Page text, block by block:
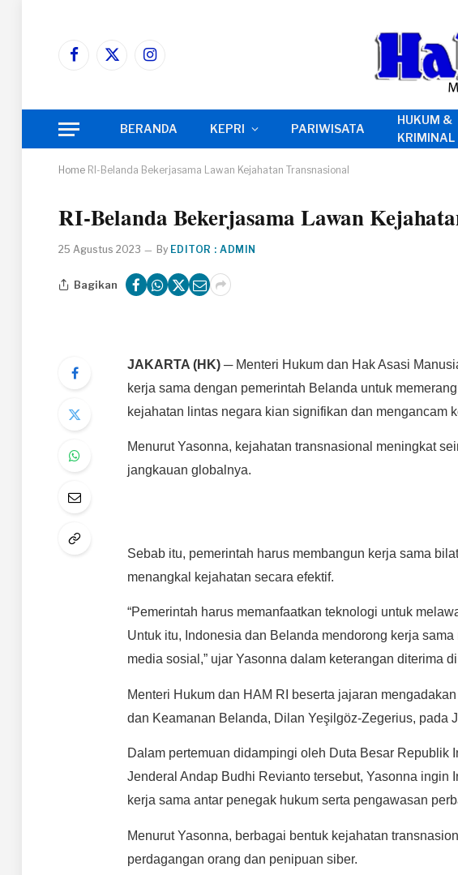
Facebook
X
Instagram
BERANDA KEPRI PARIWISATA
HUKUM &
KRIMINAL
Home RI-Belanda Bekerjasama Lawan Kejahatan Transnasional
RI-Belanda Bekerjasama Lawan
25 Agustus 2023 By EDITOR : ADMIN
Bagikan
JAKARTA (HK)─ Menteri Hukum dan Hak Asasi
kerja sama dengan pemerintah Belanda untuk
kejahatan lintas negara kian signifikan dan mengancam
Menurut Yasonna, kejahatan transnasional meningkat
jangkauan globalnya.
Sebab itu, pemerintah harus membangun kerja sama
menangkal kejahatan secara efektif.
“Pemerintah harus memanfaatkan teknologi untuk
Untuk itu, Indonesia dan Belanda mendorong kerja
media sosial,” ujar Yasonna dalam keterangan diterima
Menteri Hukum dan HAM RI beserta jajaran
dan Keamanan Belanda, Dilan Yeşilgöz-Zegerius, pada
Dalam pertemuan didampingi oleh Duta Besar Republik
Jenderal Andap Budhi Revianto tersebut, Yasonna ingin
kerja sama antar penegak hukum serta pengawasan
Menurut Yasonna, berbagai bentuk kejahatan
perdagangan orang dan penipuan siber.